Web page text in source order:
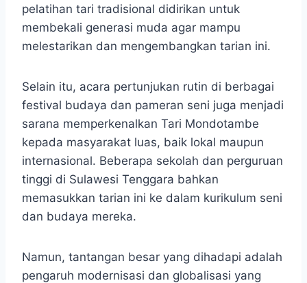
pelatihan tari tradisional didirikan untuk
membekali generasi muda agar mampu
melestarikan dan mengembangkan tarian ini.
Selain itu, acara pertunjukan rutin di berbagai
festival budaya dan pameran seni juga menjadi
sarana memperkenalkan Tari Mondotambe
kepada masyarakat luas, baik lokal maupun
internasional. Beberapa sekolah dan perguruan
tinggi di Sulawesi Tenggara bahkan
memasukkan tarian ini ke dalam kurikulum seni
dan budaya mereka.
Namun, tantangan besar yang dihadapi adalah
pengaruh modernisasi dan globalisasi yang